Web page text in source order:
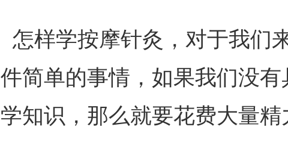
怎样学按摩针灸，对于我们
件简单的事情，如果我们没
学知识，那么就要花费大量精